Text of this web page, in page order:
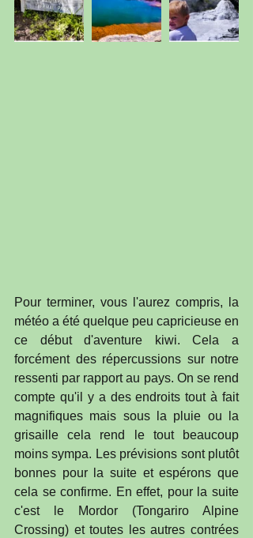
Pour terminer, vous l'aurez compris, la
météo a été quelque peu capricieuse en
ce début d'aventure kiwi. Cela a
forcément des répercussions sur notre
ressenti par rapport au pays. On se rend
compte qu'il y a des endroits tout à fait
magnifiques mais sous la pluie ou la
grisaille cela rend le tout beaucoup
moins sympa. Les prévisions sont plutôt
bonnes pour la suite et espérons que
cela se confirme. En effet, pour la suite
c'est le Mordor (Tongariro Alpine
Crossing) et toutes les autres contrées